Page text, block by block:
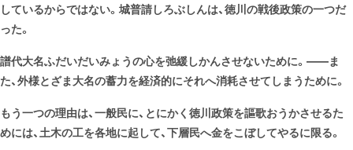
しているからではない。城普請しろぶしんは、徳川の戦後政策の一つだ
った。
譜代大名ふだいだいみょうの心を弛緩しかんさせないために。――ま
た、外様とざま大名の蓄力を経済的にそれへ消耗させてしまうために。
もう一つの理由は、一般民に、とにかく徳川政策を謳歌おうかさせるた
めには、土木の工を各地に起して、下層民へ金をこぼしてやるに限る。